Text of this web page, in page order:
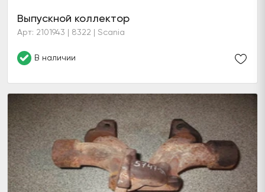
Выпускной коллектор
Арт: 2101943 | 8322 | Scania
В наличии